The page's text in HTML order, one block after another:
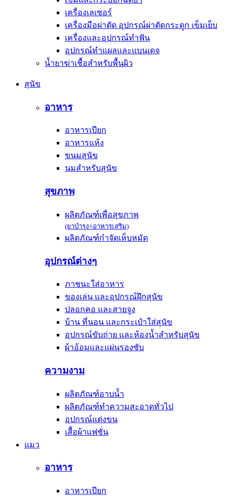
เครื่องเลเซอร์
เครื่องมือผ่าตัด อุปกรณ์ผ่าตัดกระดูก เข็มเย็บ
เครื่องและอุปกรณ์ทำฟัน
อุปกรณ์ทำแผลและแบนเดจ
น้ำยาฆ่าเชื้อสำหรับพื้นผิว
สุนัข
อาหาร
อาหารเปียก
อาหารแห้ง
ขนมสุนัข
นมสำหรับสุนัข
สุขภาพ
ผลิตภัณฑ์เพื่อสุขภาพ
(ยาบำรุง+อาหารเสริม)
ผลิตภัณฑ์กำจัดเห็บหมัด
อุปกรณ์ต่างๆ
ภาชนะใส่อาหาร
ของเล่น และอุปกรณ์ฝึกสุนัข
ปลอกคอ และสายจูง
บ้าน ที่นอน และกระเป๋าใส่สุนัข
อุปกรณ์ขับถ่าย และห้องน้ำสำหรับสุนัข
ผ้าอ้อมและแผ่นรองซับ
ความงาม
ผลิตภัณฑ์อาบน้ำ
ผลิตภัณฑ์ทำความสะอาดทั่วไป
อุปกรณ์แต่งขน
เสื้อผ้าแฟชั่น
แมว
อาหาร
อาหารเปียก